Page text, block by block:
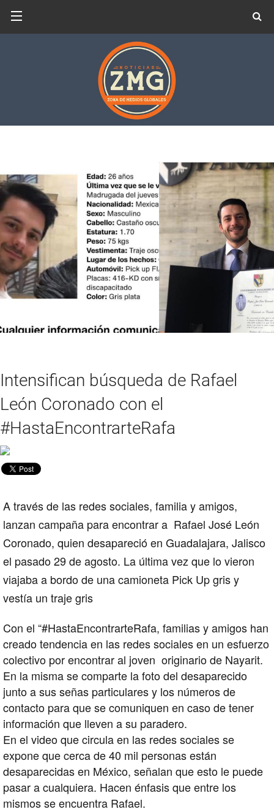
Intensifican búsqueda de Rafael
León Coronado con el
#HastaEncontrarteRafa
A través de las redes sociales, familia y amigos,
lanzan campaña para encontrar a Rafael José León
Coronado, quien desapareció en Guadalajara, Jalisco
el pasado 29 de agosto. La última vez que lo vieron
viajaba a bordo de una camioneta Pick Up gris y
vestía un traje gris
Con el “#HastaEncontrarteRafa, familias y amigos han
creado tendencia en las redes sociales en un esfuerzo
colectivo por encontrar al joven originario de Nayarit.
En la misma se comparte la foto del desaparecido
junto a sus señas particulares y los números de
contacto para que se comuniquen en caso de tener
información que lleven a su paradero.
En el video que circula en las redes sociales se
expone que cerca de 40 mil personas están
desaparecidas en México, señalan que esto le puede
pasar a cualquiera. Hacen énfasis que entre los
mismos se encuentra Rafael.